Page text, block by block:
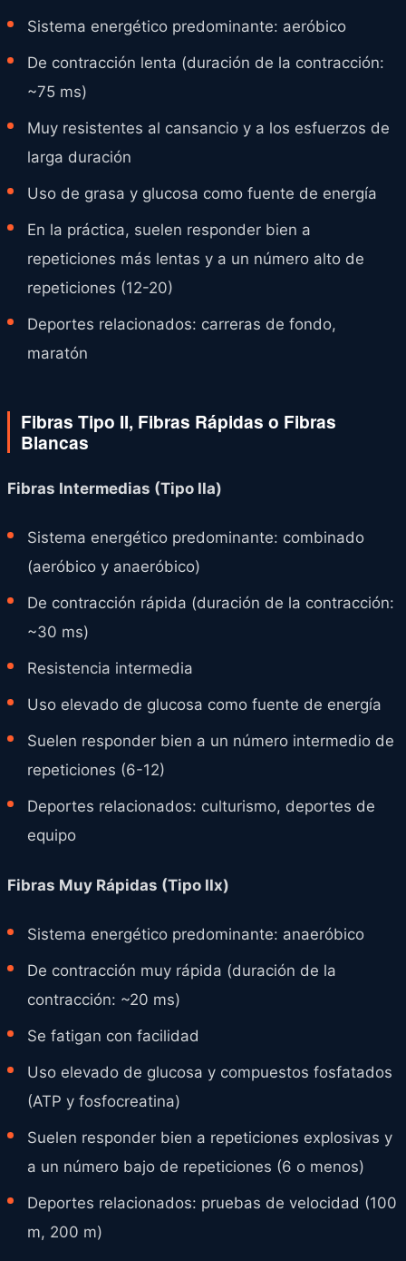
Sistema energético predominante: aeróbico
De contracción lenta (duración de la contracción:
~75 ms)
Muy resistentes al cansancio y a los esfuerzos de
larga duración
Uso de grasa y glucosa como fuente de energía
En la práctica, suelen responder bien a
repeticiones más lentas y a un número alto de
repeticiones (12-20)
Deportes relacionados: carreras de fondo,
maratón
Fibras Tipo II, Fibras Rápidas o Fibras
Blancas
Fibras Intermedias (Tipo IIa)
Sistema energético predominante: combinado
(aeróbico y anaeróbico)
De contracción rápida (duración de la contracción:
~30 ms)
Resistencia intermedia
Uso elevado de glucosa como fuente de energía
Suelen responder bien a un número intermedio de
repeticiones (6-12)
Deportes relacionados: culturismo, deportes de
equipo
Fibras Muy Rápidas (Tipo IIx)
Sistema energético predominante: anaeróbico
De contracción muy rápida (duración de la
contracción: ~20 ms)
Se fatigan con facilidad
Uso elevado de glucosa y compuestos fosfatados
(ATP y fosfocreatina)
Suelen responder bien a repeticiones explosivas y
a un número bajo de repeticiones (6 o menos)
Deportes relacionados: pruebas de velocidad (100
m, 200 m)